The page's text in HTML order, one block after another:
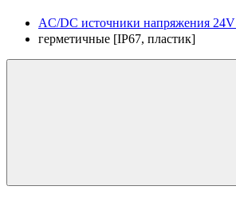
AC/DC источники напряжения 24V
герметичные [IP67, пластик]